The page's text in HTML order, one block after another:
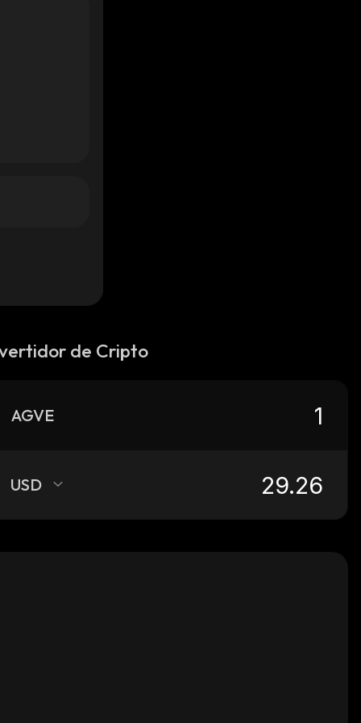
de Cripto
AGVE
USD